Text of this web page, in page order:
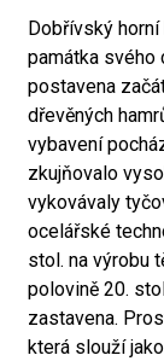
Dobřívský horní
památka svého
postavena
dřevěných
vybavení
zkujňovalo
vykovávaly
ocelářské
stol. na výrobu
polovině 20.
zastavena.
která slouží